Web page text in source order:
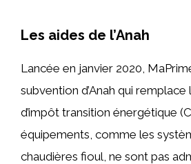
Les aides de l’Anah
Lancée en janvier 2020,
subvention d’Anah qui remplace
d’impôt transition énergétique
équipements, comme les
chaudières fioul, ne sont pas